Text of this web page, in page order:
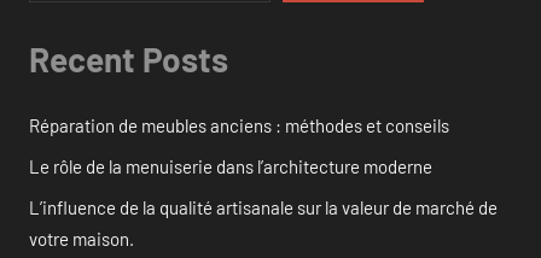
Recent Posts
Réparation de meubles anciens : méthodes et conseils
Le rôle de la menuiserie dans l’architecture moderne
L’influence de la qualité artisanale sur la valeur de marché de
votre maison.